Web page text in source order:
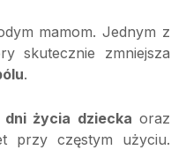
mamom. Jednym z
skutecznie zmniejsza
.
życia dziecka oraz
przy częstym użyciu.